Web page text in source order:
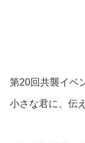
第20回共襲イベ
小さな君に、伝